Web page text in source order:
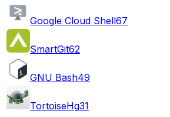
Google Cloud Shell67
SmartGit62
GNU Bash49
TortoiseHg31